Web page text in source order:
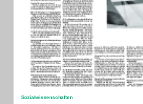
Sozialwissenschaften